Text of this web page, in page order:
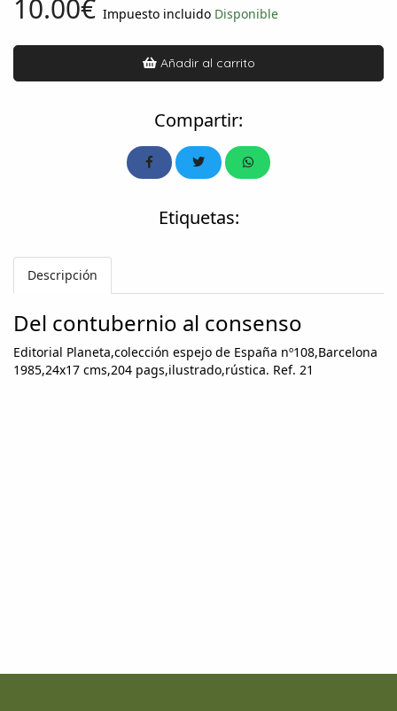
10.00€ Impuesto incluido Disponible
Añadir al carrito
Compartir:
Etiquetas:
Descripción
Del contubernio al consenso
Editorial Planeta,colección espejo de España nº108,Barcelona
1985,24x17 cms,204 pags,ilustrado,rústica. Ref. 21